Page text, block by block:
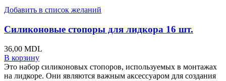
Добавить в список желаний
Силиконовые стопоры для лидкора 16 шт.
36,00 MDL
В корзину
Это набор силиконовых стопоров, используемых в монтажах
на лидкоре. Они являются важным аксессуаром для создания